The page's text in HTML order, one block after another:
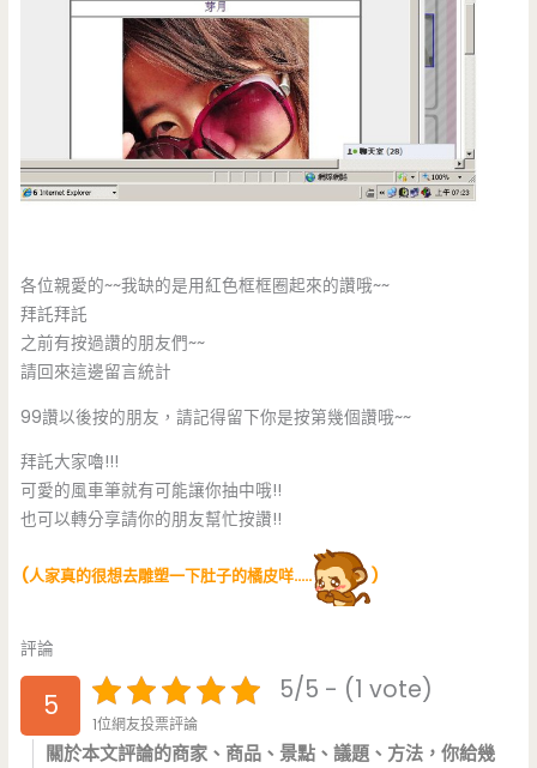
各位親愛的~~我缺的是用紅色框框圈起來的讚哦~~
拜託拜託
之前有按過讚的朋友們~~
請回來這邊留言統計
99讚以後按的朋友，請記得留下你是按第幾個讚哦~~
拜託大家嚕!!!
可愛的風車筆就有可能讓你抽中哦!!
也可以轉分享請你的朋友幫忙按讚!!
(人家真的很想去雕塑一下肚子的橘皮咩….. )
評論
5 5/5 - (1 vote)
1位網友投票評論
關於本文評論的商家、商品、景點、議題、方法，你給幾